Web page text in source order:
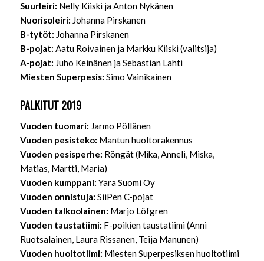
Suurleiri: Nelly Kiiski ja Anton Nykänen
Nuorisoleiri: Johanna Pirskanen
B-tytöt: Johanna Pirskanen
B-pojat: Aatu Roivainen ja Markku Kiiski (valitsija)
A-pojat: Juho Keinänen ja Sebastian Lahti
Miesten Superpesis: Simo Vainikainen
PALKITUT 2019
Vuoden tuomari: Jarmo Pöllänen
Vuoden pesisteko: Mantun huoltorakennus
Vuoden pesisperhe: Röngät (Mika, Anneli, Miska,
Matias, Martti, Maria)
Vuoden kumppani: Yara Suomi Oy
Vuoden onnistuja: SiiPen C-pojat
Vuoden talkoolainen: Marjo Löfgren
Vuoden taustatiimi: F-poikien taustatiimi (Anni
Ruotsalainen, Laura Rissanen, Teija Manunen)
Vuoden huoltotiimi: Miesten Superpesiksen huoltotiimi